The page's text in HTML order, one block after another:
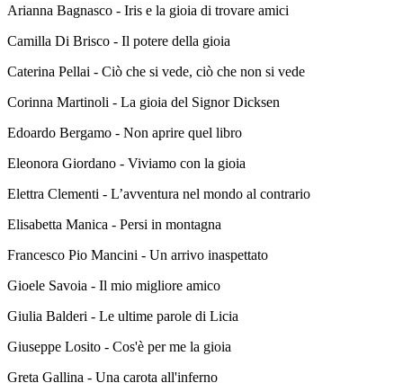
Arianna Bagnasco - Iris e la gioia di trovare amici
Camilla Di Brisco - Il potere della gioia
Caterina Pellai - Ciò che si vede, ciò che non si vede
Corinna Martinoli - La gioia del Signor Dicksen
Edoardo Bergamo - Non aprire quel libro
Eleonora Giordano - Viviamo con la gioia
Elettra Clementi - L’avventura nel mondo al contrario
Elisabetta Manica - Persi in montagna
Francesco Pio Mancini - Un arrivo inaspettato
Gioele Savoia - Il mio migliore amico
Giulia Balderi - Le ultime parole di Licia
Giuseppe Losito - Cos'è per me la gioia
Greta Gallina - Una carota all'inferno